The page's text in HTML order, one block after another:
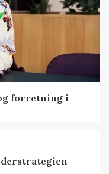
forretning i